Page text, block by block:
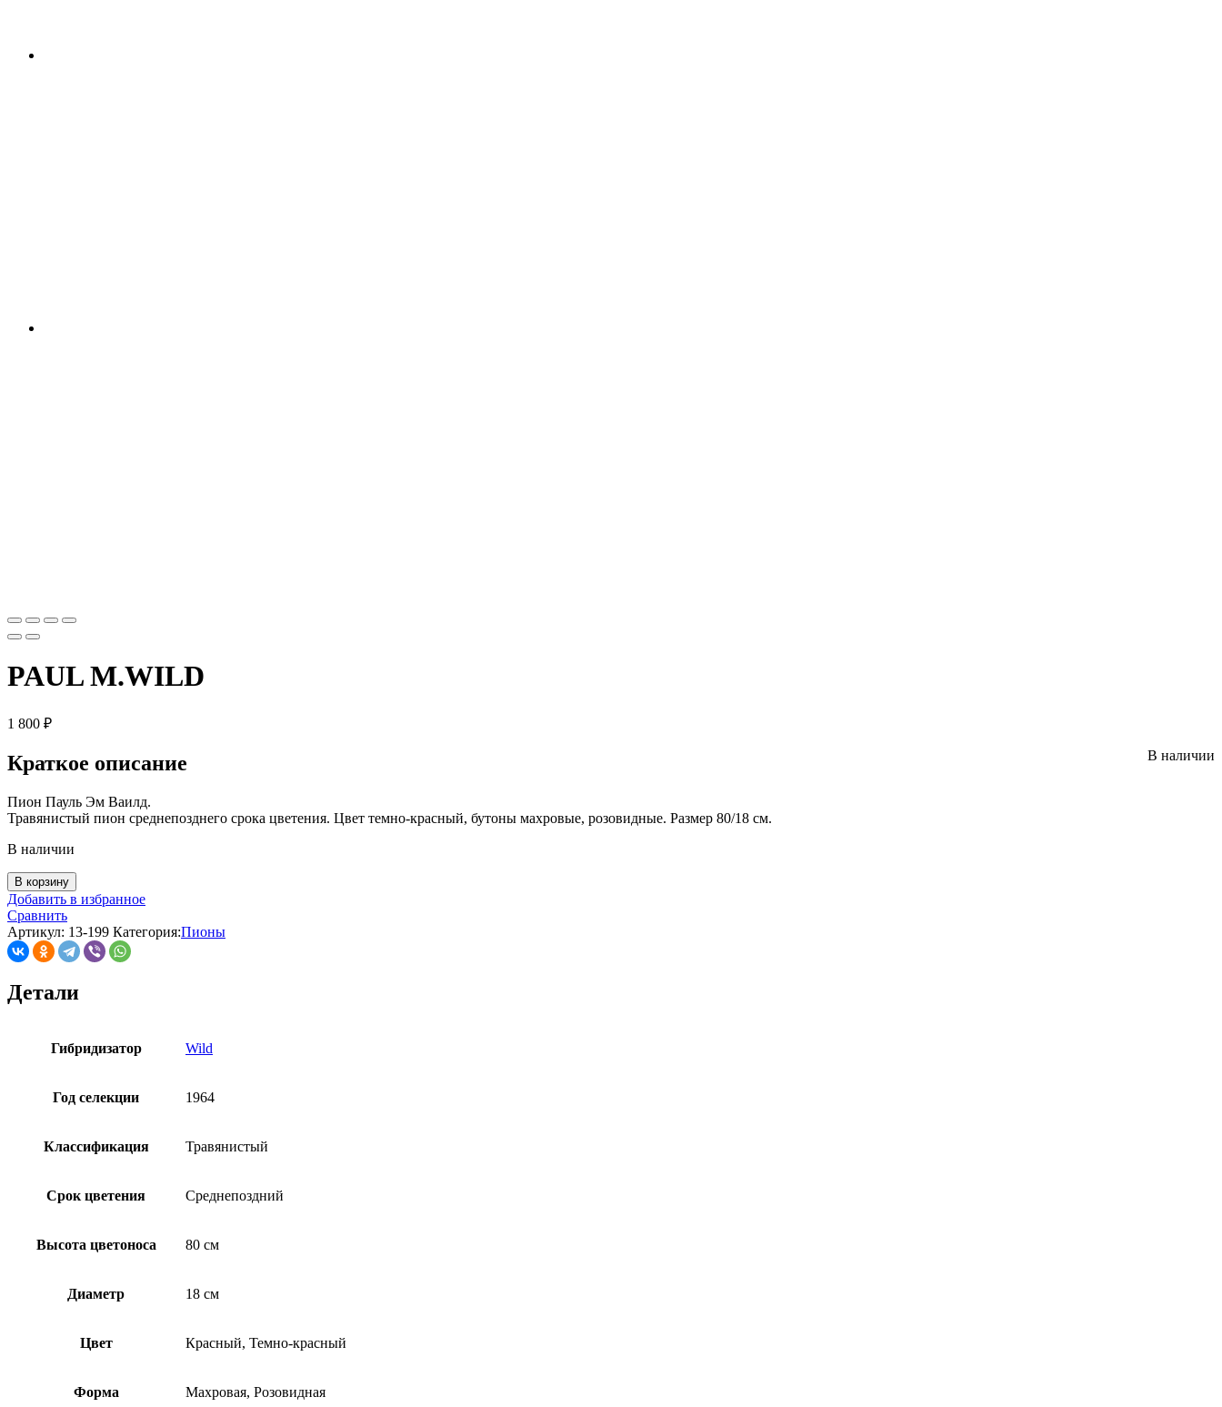
PAUL M.WILD
1 800 ₽
В наличии
Краткое описание
Пион Пауль Эм Ваилд.
Травянистый пион среднепозднего срока цветения. Цвет темно-красный, бутоны махровые, розовидные. Размер 80/18 см.
В наличии
В корзину
Добавить в избранное
Сравнить
Артикул: 13-199 Категория:Пионы
Детали
Гибридизатор Wild
Год селекции 1964
Классификация Травянистый
Срок цветения Среднепоздний
Высота цветоноса 80 см
Диаметр 18 см
Цвет Красный, Темно-красный
Форма Махровая, Розовидная